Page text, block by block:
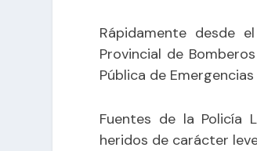
Rápidamente desde
Provincial de
Pública de
Fuentes de la Policía
heridos de carácter